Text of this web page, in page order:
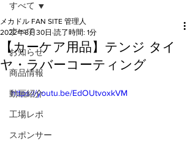
すべて
お知らせ
商品情報
動画紹介
工場レポ
スポンサー
すべて
【カーケア用品】テンジ タイ
ヤ・ラバーコーティング
メカドル FAN SITE 管理人
2022年8月30日 読了時間: 1分
https://youtu.be/EdOUtvoxkVM